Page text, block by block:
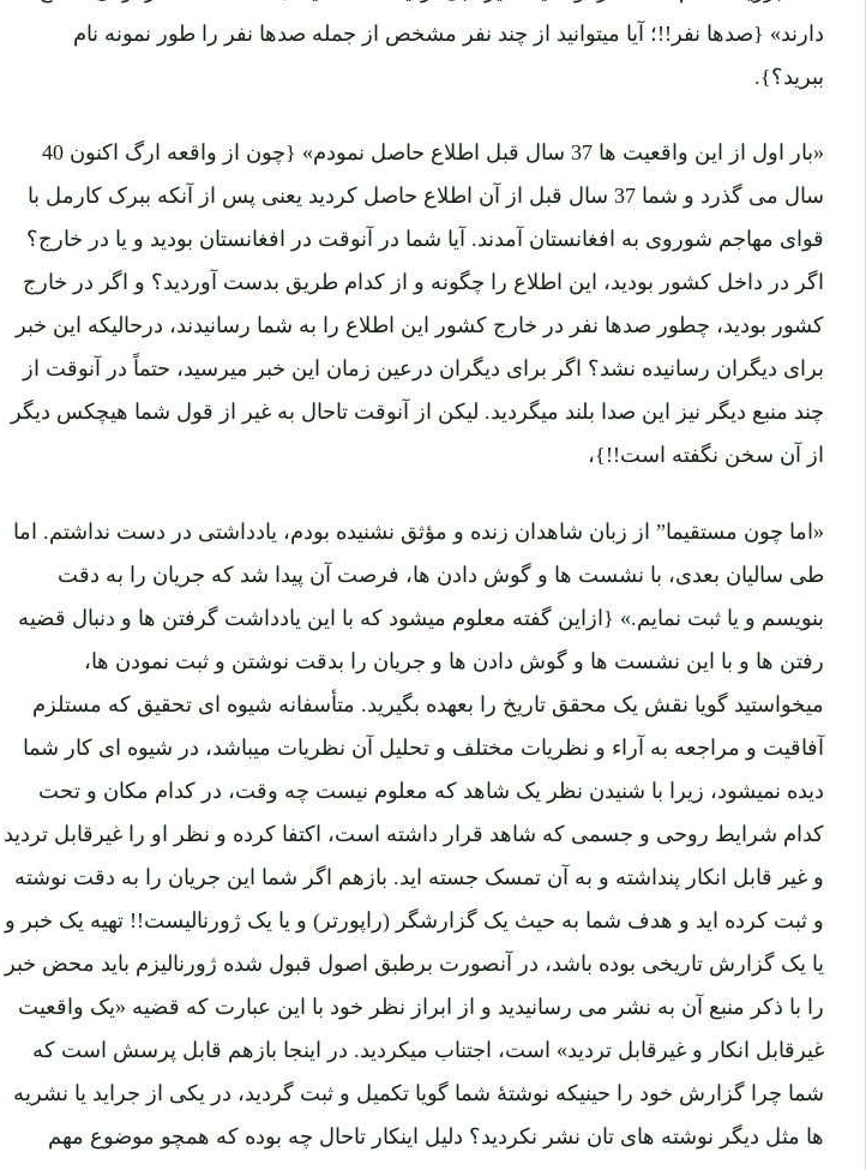
دارند» {صدها نفر!!؛ آیا میتوانید از چند نفر مشخص از جمله صدها نفر را طور نمونه نام
ببرید؟}.
«بار اول از این واقعیت ها 37 سال قبل اطلاع حاصل نمودم» {چون از واقعه ارگ اکنون 40
سال می گذرد و شما 37 سال قبل از آن اطلاع حاصل کردید یعنی پس از آنکه ببرک کارمل با
قوای مهاجم شوروی به افغانستان آمدند. آیا شما در آنوقت در افغانستان بودید و یا در خارج؟
اگر در داخل کشور بودید، این اطلاع را چگونه و از کدام طریق بدست آوردید؟ و اگر در خارج
کشور بودید، چطور صدها نفر در خارج کشور این اطلاع را به شما رسانیدند، درحالیکه این خبر
برای دیگران رسانیده نشد؟ اگر برای دیگران درعین زمان این خبر میرسید، حتماً در آنوقت از
چند منبع دیگر نیز این صدا بلند میگردید. لیکن از آنوقت تاحال به غیر از قول شما هیچکس دیگر
از آن سخن نگفته است!!}،
«اما چون مستقیما” از زبان شاهدان زنده و مؤثق نشنیده بودم، یادداشتی در دست نداشتم. اما
طی سالیان بعدی، با نشست ها و گوش دادن ها، فرصت آن پیدا شد که جریان را به دقت
بنویسم و یا ثبت نمایم.» {ازاین گفته معلوم میشود که با این یادداشت گرفتن ها و دنبال قضیه
رفتن ها و با این نشست ها و گوش دادن ها و جریان را بدقت نوشتن و ثبت نمودن ها،
میخواستید گویا نقش یک محقق تاریخ را بعهده بگیرید. متأسفانه شیوه ای تحقیق که مستلزم
آفاقیت و مراجعه به آراء و نظریات مختلف و تحلیل آن نظریات میباشد، در شیوه ای کار شما
دیده نمیشود، زیرا با شنیدن نظر یک شاهد که معلوم نیست چه وقت، در کدام مکان و تحت
کدام شرایط روحی و جسمی که شاهد قرار داشته است، اکتفا کرده و نظر او را غیرقابل تردید
و غیر قابل انکار پنداشته و به آن تمسک جسته اید. بازهم اگر شما این جریان را به دقت نوشته
و ثبت کرده اید و هدف شما به حیث یک گزارشگر (راپورتر) و یا یک ژورنالیست!! تهیه یک خبر و
یا یک گزارش تاریخی بوده باشد، در آنصورت برطبق اصول قبول شده ژورنالیزم باید محض خبر
را با ذکر منبع آن به نشر می رسانیدید و از ابراز نظر خود با این عبارت که قضیه «یک واقعیت
غیرقابل انکار و غیرقابل تردید» است، اجتناب میکردید. در اینجا بازهم قابل پرسش است که
شما چرا گزارش خود را حینیکه نوشتۀ شما گویا تکمیل و ثبت گردید، در یکی از جراید یا نشریه
ها مثل دیگر نوشته های تان نشر نکردید؟ دلیل اینکار تاحال چه بوده که همچو موضوع مهم